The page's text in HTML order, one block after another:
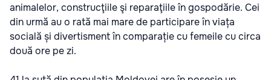
animalelor, construcţiile şi reparaţiile în gospodărie. Cei
din urmă au o rată mai mare de participare în viața
socială și divertisment în comparație cu femeile cu circa
două ore pe zi.